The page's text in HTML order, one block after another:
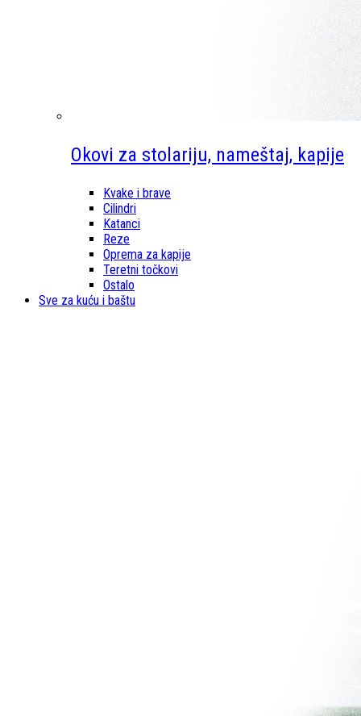
Okovi za stolariju, nameštaj, kapije
Kvake i brave
Cilindri
Katanci
Reze
Oprema za kapije
Teretni točkovi
Ostalo
Sve za kuću i baštu